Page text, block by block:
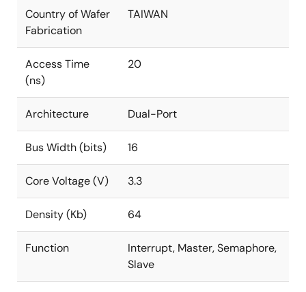
Country of Wafer
Fabrication
TAIWAN
Access Time
(ns)
20
Architecture Dual-Port
Bus Width (bits) 16
Core Voltage (V) 3.3
Density (Kb) 64
Function
Interrupt, Master, Semaphore,
Slave